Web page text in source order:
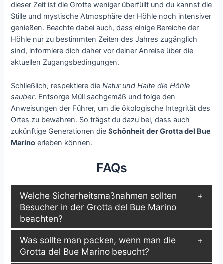
dieser Zeit ist die Grotte weniger überfüllt und du kannst die
Stille und mystische Atmosphäre der Höhle noch intensiver
genießen. Beachte dabei auch, dass einige Bereiche der
Höhle nur zu bestimmten Zeiten des Jahres zugänglich
sind, informiere dich daher vor deiner Anreise über die
aktuellen Zugangsbedingungen.
Schließlich, respektiere dieNatur und Halte die Höhle
sauber. Entsorge Müll sachgemäß und folge den
Anweisungen der Führer, um die ökologische Integrität des
Ortes zu bewahren. So trägst du dazu bei, dass auch
zukünftige Generationen dieSchönheit der Grotta del Bue
Marino erleben können.
FAQs
Welche Sicherheitsmaßnahmen sollten
Besucher in der Grotta del Bue Marino
beachten?
Was sollte man packen, wenn man die
Grotta del Bue Marino besucht?